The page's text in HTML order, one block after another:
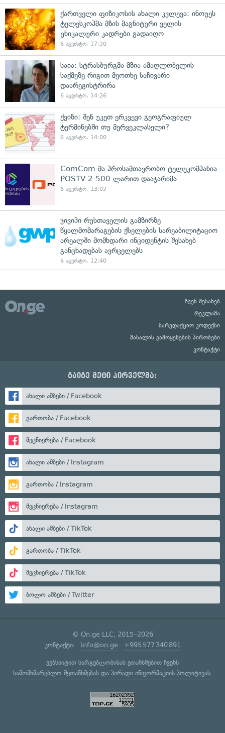
ქართველი ფიზიკოსის ახალი კვლევა: ინოუეს
ტელესკოპმა მზის მაგნიტური ველის
უნიკალური კადრები გადაიღო
6 აგვისტო, 17:20
საია: სტრასბურგმა მზია ამაღლობელის
საქმეზე რიგით მეოთხე საჩივარი
დაარეგისტრირა
6 აგვისტო, 14:26
ქვიზი: შენ უკეთ ერკვევი გეოგრაფიულ
ტერმინებში თუ მერვეკლასელი?
6 აგვისტო, 14:00
ComCom-მა პროსამთავრობო ტელეკომპანია
POSTV 2 500 ლარით დააჯარიმა
6 აგვისტო, 13:02
ჯივიპი რუსთაველის გამზირზე
წყალმომარაგების ქსელების სარეაბილიტაციო
არეალში მომხდარი ინციდენტის შესახებ
განცხადებას ავრცელებს
6 აგვისტო, 12:40
ჩვენ შესახებ
რეკლამა
სარედაქციო კოდექსი
მასალის გამოყენების პირობები
კონტაქტი
გაიგე მეტი პირველმა:
ახალი ამბები / Facebook
გართობა / Facebook
მეცნიერება / Facebook
ახალი ამბები / Instagram
გართობა / Instagram
მეცნიერება / Instagram
ახალი ამბები / TikTok
გართობა / TikTok
მეცნიერება / TikTok
ბოლო ამბები / Twitter
© On.ge LLC, 2015–2026
კონტაქტი: info@on.ge +995 577 340 891
ვებსაიტით სარგებლობისას ეთანხმებით ჩვენს
სამომხმარებლო შეთანხმებასდა პირადი ინფორმაციის პოლიტიკას.